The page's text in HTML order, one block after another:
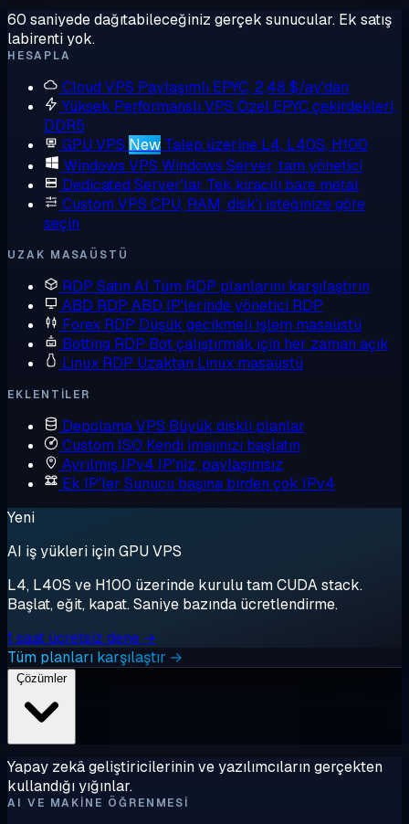
60 saniyede dağıtabileceğiniz gerçek sunucular. Ek satış
labirenti yok.
HESAPLA
Cloud VPS Paylaşımlı EPYC, 2,48 $/ay'dan
Yüksek Performanslı VPS Özel EPYC çekirdekleri,
DDR5
GPU VPS New Talep üzerine L4, L40S, H100
Windows VPS Windows Server, tam yönetici
Dedicated Server'lar Tek kiracılı bare metal
Custom VPS CPU, RAM, disk'i isteğinize göre
seçin
UZAK MASAÜSTÜ
RDP Satın Al Tüm RDP planlarını karşılaştırın
ABD RDP ABD IP'lerinde yönetici RDP
Forex RDP Düşük gecikmeli işlem masaüstü
Botting RDP Bot çalıştırmak için her zaman açık
Linux RDP Uzaktan Linux masaüstü
EKLENTILER
Depolama VPS Büyük diskli planlar
Custom ISO Kendi imajınızı başlatın
Ayrılmış IPv4 IP'niz, paylaşımsız
Ek IP'ler Sunucu başına birden çok IPv4
Yeni
AI iş yükleri için GPU VPS
L4, L40S ve H100 üzerinde kurulu tam CUDA stack.
Başlat, eğit, kapat. Saniye bazında ücretlendirme.
1 saat ücretsiz dene →
Tüm planları karşılaştır →
Çözümler
Yapay zekâ geliştiricilerinin ve yazılımcıların gerçekten
kullandığı yığınlar.
AI VE MAKINE ÖĞRENMESI